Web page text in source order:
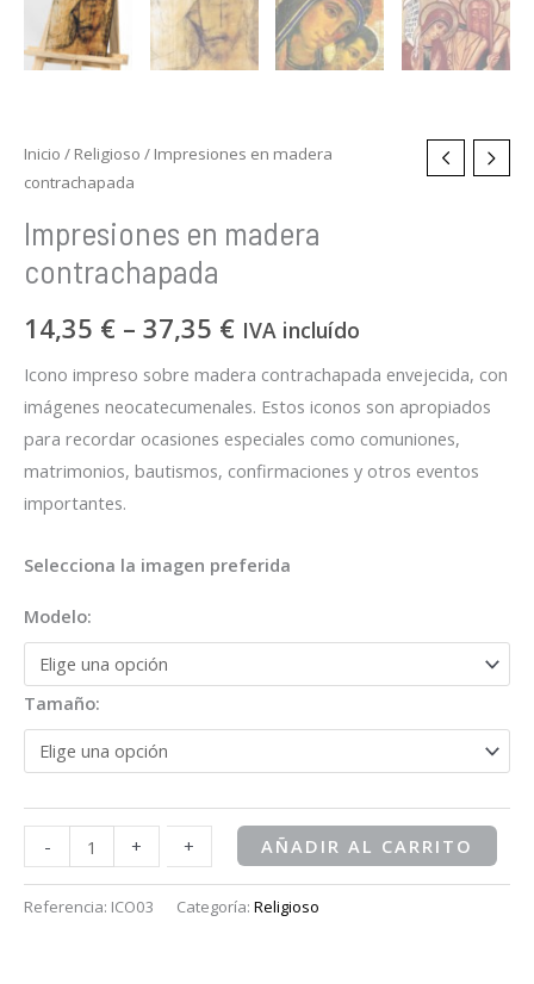
Inicio / Religioso / Impresiones en madera
contrachapada
Impresiones en madera
contrachapada
14,35 € – 37,35 € IVA incluído
Icono impreso sobre madera contrachapada envejecida, con
imágenes neocatecumenales. Estos iconos son apropiados
para recordar ocasiones especiales como comuniones,
matrimonios, bautismos, confirmaciones y otros eventos
importantes.
Selecciona la imagen preferida
Modelo:
Tamaño:
-- + + AÑADIR AL CARRITO
Referencia: ICO03 Categoría: Religioso